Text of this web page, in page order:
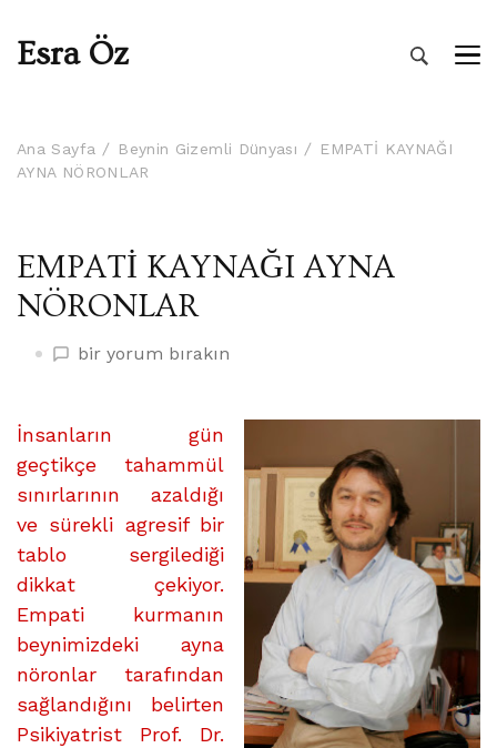
Esra Öz
Ana Sayfa Beynin Gizemli Dünyası
EMPATİ KAYNAĞI
AYNA NÖRONLAR
EMPATİ KAYNAĞI AYNA
NÖRONLAR
EMPATİ
NÖRONLAR
üzerine
bir yorum bırakın
İnsanların gün
geçtikçe tahammül
sınırlarının azaldığı
ve sürekli agresif bir
tablo sergilediği
dikkat çekiyor.
Empati kurmanın
beynimizdeki ayna
nöronlar tarafından
sağlandığını belirten
Psikiyatrist Prof. Dr.